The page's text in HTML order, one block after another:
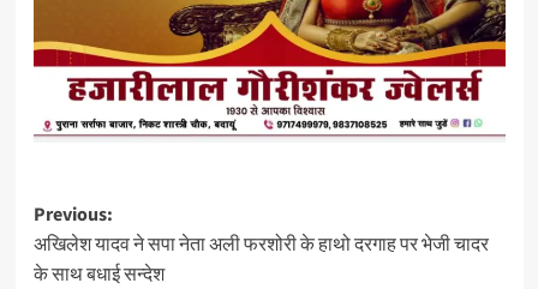
Post
navigation
Previous:
अखिलेश यादव ने सपा नेता अली फरशोरी के हाथो दरगाह पर भेजी चादर
के साथ बधाई सन्देश